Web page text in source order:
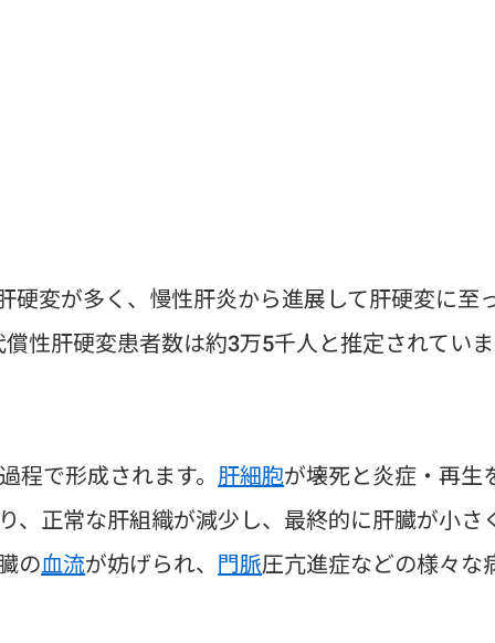
硬変が多く、慢性肝炎から進展して肝硬変に至
性肝硬変患者数は約3万5千人と推定されていま
で形成されます。 肝細胞が壊死と炎症・再生
、正常な肝組織が減少し、最終的に肝臓が小さ
の血流が妨げられ、 門脈圧亢進症などの様々な